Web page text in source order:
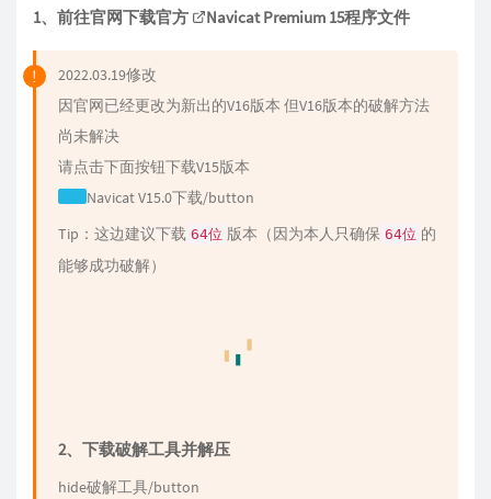
1、前往官网下载官方 Navicat Premium 15程序文件
2022.03.19修改
因官网已经更改为新出的V16版本 但V16版本的破解方法
尚未解决
请点击下面按钮下载V15版本
Navicat V15.0下载/button
Tip：这边建议下载 64位 版本（因为本人只确保 64位 的
能够成功破解）
2、下载破解工具并解压
hide破解工具/button